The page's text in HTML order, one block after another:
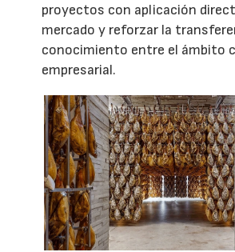
proyectos con aplicación
mercado y reforzar la
conocimiento entre el ámbito
empresarial.